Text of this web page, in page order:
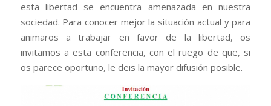
esta libertad se encuentra amenazada en nuestra
sociedad. Para conocer mejor la situación actual y para
animaros a trabajar en favor de la libertad, os
invitamos a esta conferencia, con el ruego de que, si
os parece oportuno, le deis la mayor difusión posible.